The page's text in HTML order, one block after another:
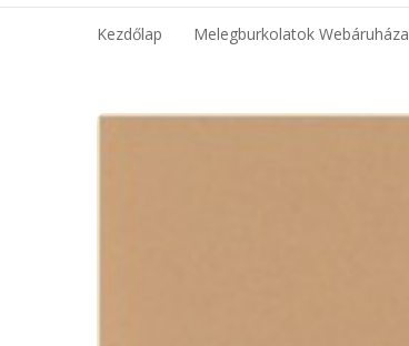
Kezdőlap Melegburkolatok Webáruháza